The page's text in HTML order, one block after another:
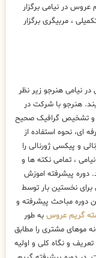
در نیامی برگزار
سطح تخصصی ، تکمیلی ، مربیگری برگزار
نیامی هنرجو زیر نظر
هنرجو با شرکت در
و تشخیص گرافیک صحیح
ای، نحوه استفاده از
و پیکسی ژورنالی را
، تمامی نکته ها و
پیشرفته اموزش
برای نخستین بار توسط
دوره مباحث پیشرفته و
گریم عروس به طور
موهای مشتری را مطابق
و نگاه کلی و اولیه